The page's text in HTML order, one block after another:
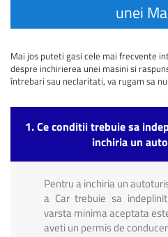
unei
Mai jos puteti gasi cele mai frecvente
despre inchirierea unei masini si
întrebari sau neclaritati, va rugam sa
1. Ce conditii trebuie sa
inchiria un
Pentru a inchiria un
a Car trebuie sa
varsta minima aceptata
aveti un permis de